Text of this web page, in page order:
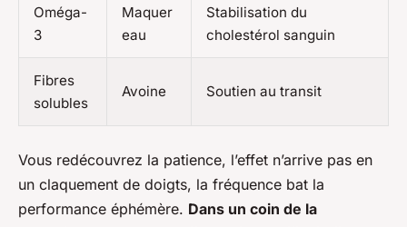
Oméga-
3
Maquer
eau
Stabilisation du
cholestérol sanguin
Fibres
solubles
Avoine Soutien au transit
Vous redécouvrez la patience, l’effet n’arrive pas en
un claquement de doigts, la fréquence bat la
performance éphémère. Dans un coin de la